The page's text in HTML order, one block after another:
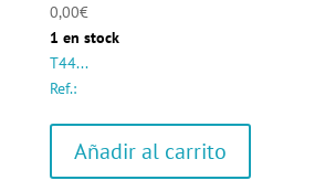
0,00€
1 en stock
T44...
Ref.:
Añadir al carrito